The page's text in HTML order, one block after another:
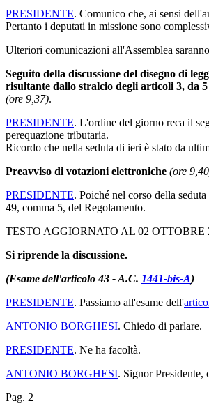
PRESIDENTE. Comunico che, ai sensi
Pertanto i deputati in missione sono
Ulteriori comunicazioni all'Assemblea
Seguito della discussione del disegno di
risultante dallo stralcio degli articoli 3, da 5
(ore 9,37).
PRESIDENTE. L'ordine del giorno reca il
perequazione tributaria.
Ricordo che nella seduta di ieri è stato da
Preavviso di votazioni elettroniche (ore
PRESIDENTE. Poiché nel corso della
49, comma 5, del Regolamento.
TESTO AGGIORNATO AL 02 OTTOBRE
Si riprende la discussione.
(Esame dell'articolo 43 - A.C. 1441-bis-A)
PRESIDENTE. Passiamo all'esame dell'
ANTONIO BORGHESI. Chiedo di parlare.
PRESIDENTE. Ne ha facoltà.
ANTONIO BORGHESI. Signor Presidente,
Pag. 2